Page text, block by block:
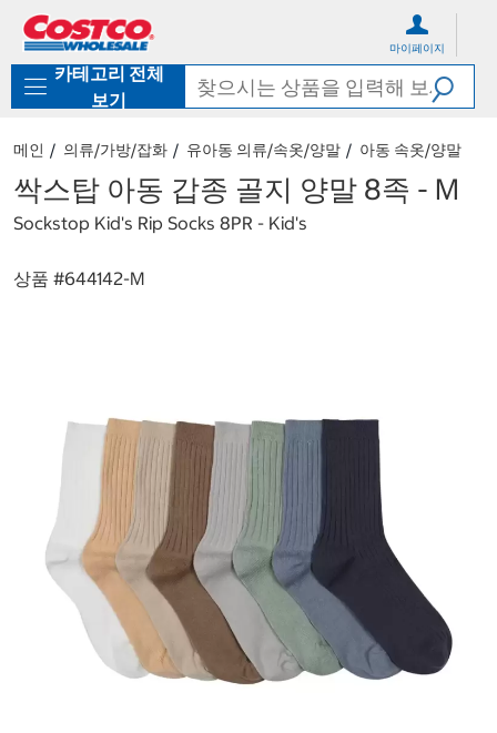
로
기
가
마이페이지
카테고리 전체
보기
메인 의류/가방/잡화 유아동 의류/속옷/양말 아동 속옷/양말
싹스탑 아동 갑종 골지 양말 8족 - M
Sockstop Kid's Rip Socks 8PR - Kid's
상품 #644142-M